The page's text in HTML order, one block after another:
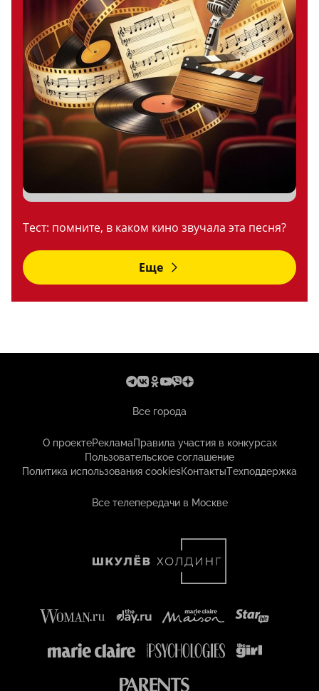
Тест: помните, в каком кино звучала эта песня?
Еще
Все города
О проектеРекламаПравила участия в конкурсах
Пользовательское соглашение
Политика использования cookiesКонтактыТехподдержка
Все телепередачи в Москве